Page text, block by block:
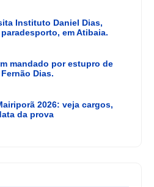
Instituto Daniel Dias,
em Atibaia.
mandado por estupro de
Dias.
2026: veja cargos,
da prova